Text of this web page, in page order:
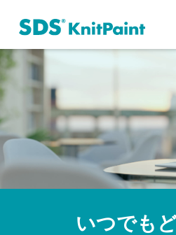
いつでも